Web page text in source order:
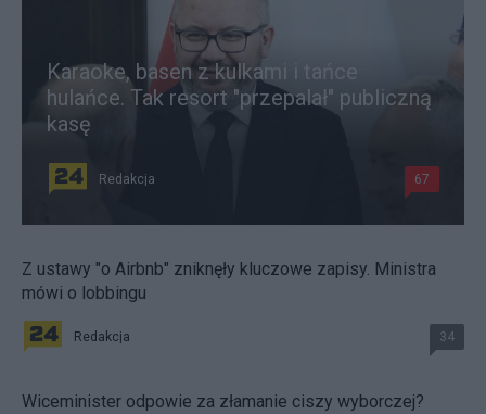
Karaoke, basen z kulkami i tańce
hulańce. Tak resort "przepalał" publiczną
kasę
Redakcja 67
Z ustawy "o Airbnb" zniknęły kluczowe zapisy. Ministra
mówi o lobbingu
Redakcja 34
Wiceminister odpowie za złamanie ciszy wyborczej?